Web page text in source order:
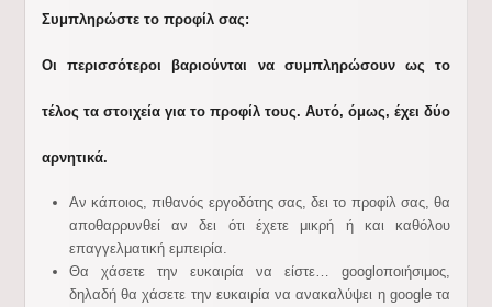
Συμπληρώστε το προφίλ σας:
Οι περισσότεροι βαριούνται να συμπληρώσουν ως το
τέλος τα στοιχεία για το προφίλ τους. Αυτό, όμως, έχει δύο
αρνητικά.
Αν κάποιος, πιθανός εργοδότης σας, δει το προφίλ σας, θα
αποθαρρυνθεί αν δει ότι έχετε μικρή ή και καθόλου
επαγγελματική εμπειρία.
Θα χάσετε την ευκαιρία να είστε… googlοποιήσιμος,
δηλαδή θα χάσετε την ευκαιρία να ανακαλύψει η google τα